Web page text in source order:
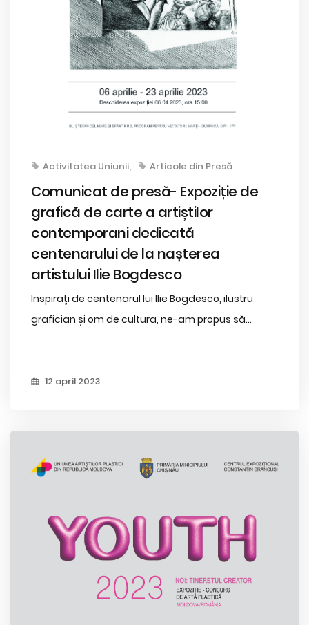
Activitatea Uniunii Articole din Presă
Comunicat de presă- Expoziție de
grafică de carte a artiștilor
contemporani dedicată
centenarului de la nașterea
artistului Ilie Bogdesco
Inspirați de centenarul lui Ilie Bogdesco, ilustru
grafician și om de cultura, ne-am propus să...
12 april 2023